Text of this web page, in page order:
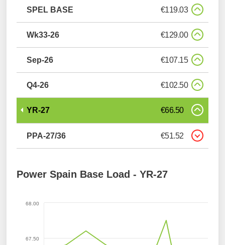
SPEL BASE €119.03
Wk33-26 €129.00
Sep-26 €107.15
Q4-26 €102.50
YR-27 €66.50
PPA-27/36 €51.52
Power Spain Base Load -YR-27
67.50
68.00